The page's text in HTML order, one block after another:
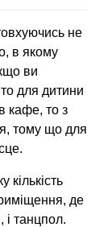
не
в якому
ви
для дитини
кафе, то з
тому що для
де
і танцпол.